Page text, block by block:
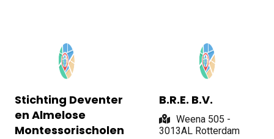
Stichting Deventer
en Almelose
Montessorischolen
B.R.E. B.V.
Weena 505 -
3013AL Rotterdam